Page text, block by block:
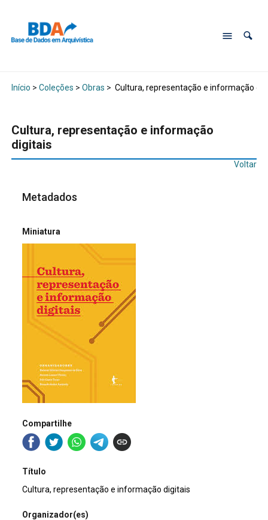
Início > Coleções > Obras > Cultura, representação e informação
Cultura, representação e informação
digitais
Voltar
Metadados
Miniatura
Compartilhe
Título
Cultura, representação e informação digitais
Organizador(es)